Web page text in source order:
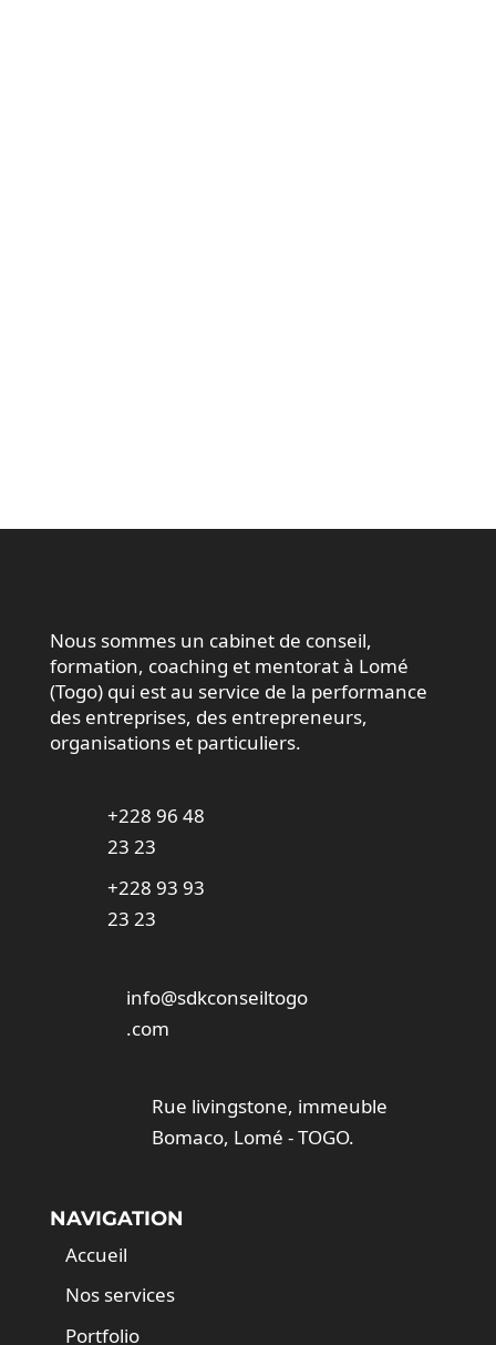
Nous sommes un cabinet de conseil,
formation, coaching et mentorat à Lomé
(Togo) qui est au service de la performance
des entreprises, des entrepreneurs,
organisations et particuliers.
+228 96 48
23 23
+228 93 93
23 23
info@sdkconseiltogo
.com
Rue livingstone, immeuble
Bomaco, Lomé - TOGO.
NAVIGATION
Accueil
Nos services
Portfolio